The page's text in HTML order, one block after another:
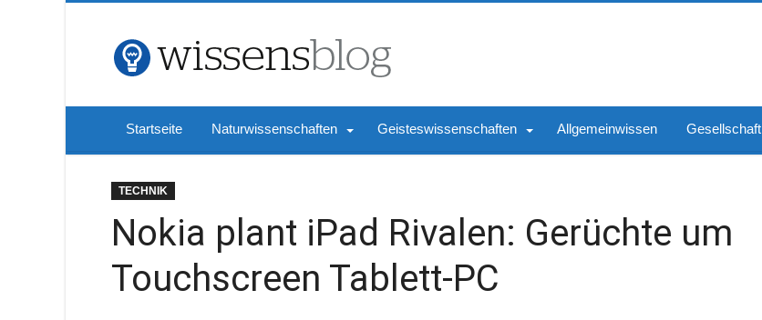
Startseite Naturwissenschaften Geisteswissenschaften Allgemeinwissen Gesellschaft
TECHNIK
Nokia plant iPad Rivalen: Gerüchte um
Touchscreen Tablett-PC